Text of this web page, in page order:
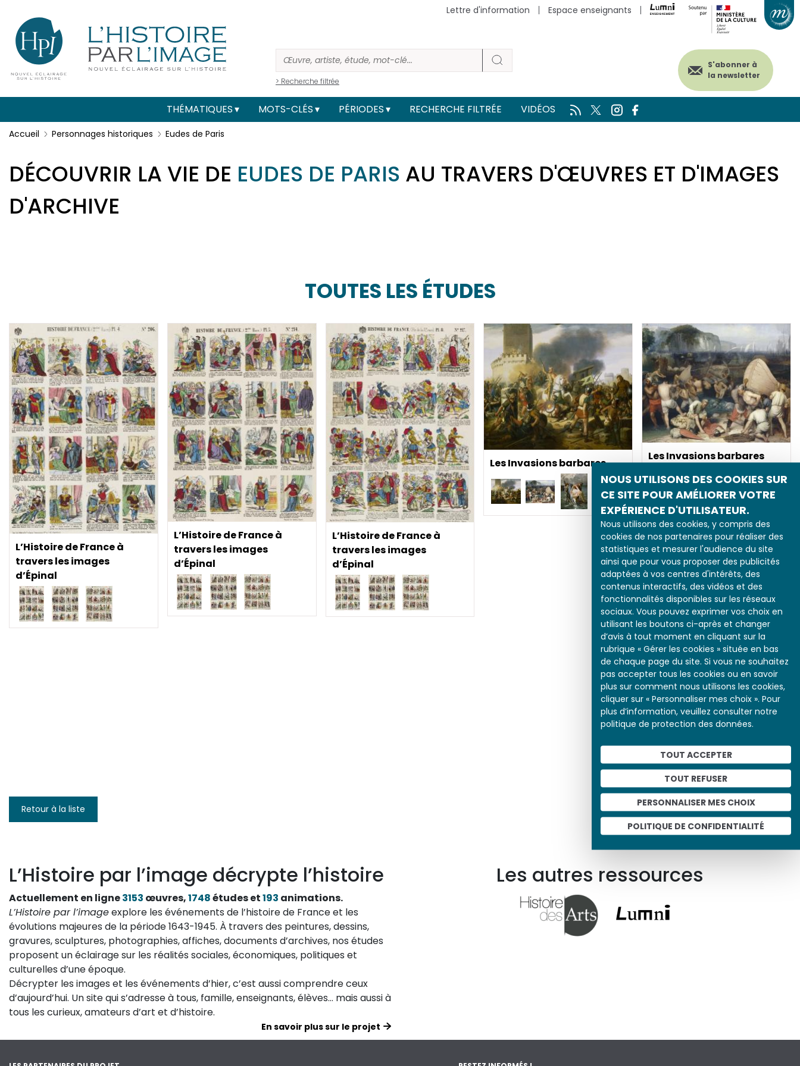
NOUS UTILISONS DES COOKIES SUR
CE SITE POUR AMÉLIORER VOTRE
EXPÉRIENCE D'UTILISATEUR.
Nous utilisons des cookies, y compris des
cookies de nos partenaires pour réaliser des
statistiques et mesurer l'audience du site
ainsi que pour vous proposer des publicités
adaptées à vos centres d'intérêts, des
contenus interactifs, des vidéos et des
fonctionnalités disponibles sur les réseaux
sociaux. Vous pouvez exprimer vos choix en
utilisant les boutons ci-après et changer
d’avis à tout moment en cliquant sur la
rubrique « Gérer les cookies » située en bas
de chaque page du site. Si vous ne souhaitez
pas accepter tous les cookies ou en savoir
plus sur comment nous utilisons les cookies,
cliquer sur « Personnaliser mes choix ». Pour
plus d’information, veuillez consulter notre
politique de protection des données.
TOUT ACCEPTER
TOUT REFUSER
PERSONNALISER MES CHOIX
POLITIQUE DE CONFIDENTIALITÉ
> Recherche filtrée
Menu
secondaire
(header)
Lettre d'information Espace enseignants
S'abonner à
la newsletter
Main
navigation
THÉMATIQUES MOTS-CLÉS PÉRIODES RECHERCHE FILTRÉE VIDÉOS
Accueil Personnages historiques Eudes de Paris
DÉCOUVRIR LA VIE DE EUDES DE PARIS AU TRAVERS D'ŒUVRES ET D'IMAGES
D'ARCHIVE
TOUTES LES ÉTUDES
L’Histoire de France à
travers les images
d’Épinal
L’Histoire de France à
travers les images
d’Épinal
L’Histoire de France à
travers les images
d’Épinal
Les Invasions barbares
Les Invasions barbares
Les Invasions barbares
Retour à la liste
L’Histoire par l’image décrypte l’histoire
Actuellement en ligne3153 œuvres,1748études et193 animations.
L’Histoire par l’imageexplore les événements de l’histoire de France et les
évolutions majeures de la période 1643-1945. À travers des peintures, dessins,
gravures, sculptures, photographies, affiches, documents d’archives, nos études
proposent un éclairage sur les réalités sociales, économiques, politiques et
culturelles d’une époque.
Décrypter les images et les événements d’hier, c’est aussi comprendre ceux
d’aujourd’hui. Un site qui s’adresse à tous, famille, enseignants, élèves… mais aussi à
tous les curieux, amateurs d’art et d’histoire.
En savoir plus sur le projet
Les autres ressources